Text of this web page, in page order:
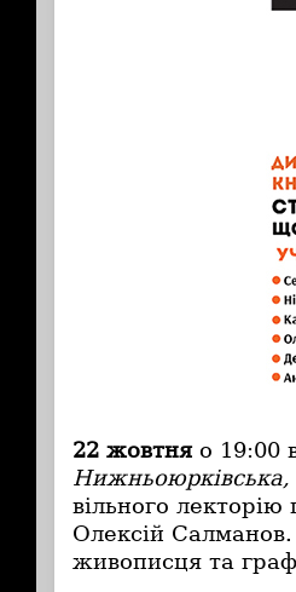
22 жовтня о 19:00
Нижньоюрківська,
вільного
Олексій Салманов.
живописця та